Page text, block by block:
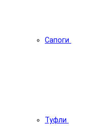
Сапоги
Туфли